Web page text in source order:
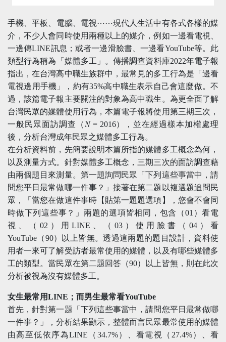
手機、平板、電腦、電視⋯⋯現代人生活中有各式各樣的媒
介，不少人會同時使用兩種以上的媒介，例如一邊看電視、
一邊傳LINE訊息；或者一邊滑臉書、一邊看YouTube等。此
類型行為稱為「媒體多工」。傳播調查資料庫2022年電子報
指出，在台灣高中職生族群中，最常見的多工行為是「邊看
電視邊用手機」，約有35%高中職生表示自己會這麼做。不
過，該篇電子報主要關注的對象為高中職生。為更全面了解
台灣民眾的媒體使用行為，本篇電子報將使用第三期三次，
一般民眾面訪調查（ N= 2016），並在經過樣本加權處理
後，分析台灣成年民眾之媒體多工行為。
在分析資料前，先簡要說明本篇所指的媒體多工概念為何，
以及測量方式。針對媒體多工概念，三期三次的面訪調查藉
由兩個題目來測量。第一題詢問民眾「下列這些事當中，請
問您平日最常做哪一件事？」接著在第二題以複選題追問民
眾，「當您在做這件事時【貼第一題題選項】，您會不會同
時做下列這些事？」兩題的選項皆相同，包含（01）看電
視、（02）用LINE、（03）使用臉書（04）看
YouTube（90）以上皆無。透過這兩題的題目設計，資料使
用者一來可了解受訪者最常使用的媒體，以及有哪些媒體多
工的類型。當民眾在第二題回答（90）以上皆無，則在此次
分析被視為沒有媒體多工。
女生最常用LINE；而男生最常看YouTube
首先，針對第一題「下列這些事當中，請問您平日最常做哪
一件事？」，分析結果顯示，整體而言民眾最常使用的媒體
由高至低依序為LINE（34.7%）、看電視（27.4%）、看